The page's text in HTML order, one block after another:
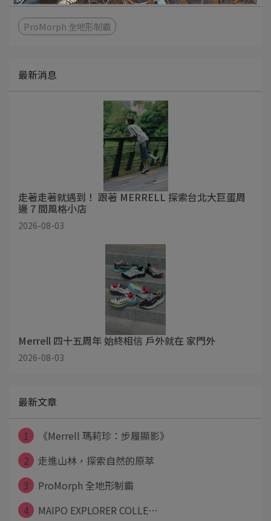
ProMorph 全地形制霸
最新消息
走著走著就遇到！ 跟著 MERRELL 探索台北大巨蛋周
邊 7 間風格小店
2026-08-03
Merrell 四十五周年 始終相信 戶外就在 家門外
2026-08-03
最新文章
1
《Merrell 瑪莉珍：步履顯影》
2
走進山林，探索自然的原萃
3
ProMorph 全地形制霸
4
MAIPO EXPLORER COLLE⋯